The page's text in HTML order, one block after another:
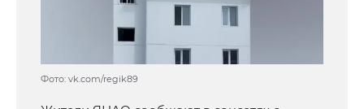
Фото: vk.com/regik89